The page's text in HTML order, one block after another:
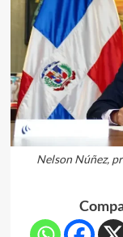
Nelson Núñez,